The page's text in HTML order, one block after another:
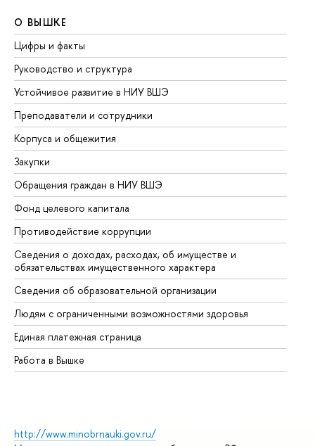
О ВЫШКЕ
Цифры и факты
Руководство и структура
Устойчивое развитие в НИУ ВШЭ
Преподаватели и сотрудники
Корпуса и общежития
Закупки
Обращения граждан в НИУ ВШЭ
Фонд целевого капитала
Противодействие коррупции
Сведения о доходах, расходах, об имуществе и
обязательствах имущественного характера
Сведения об образовательной организации
Людям с ограниченными возможностями здоровья
Единая платежная страница
Работа в Вышке
http://www.minobrnauki.gov.ru/